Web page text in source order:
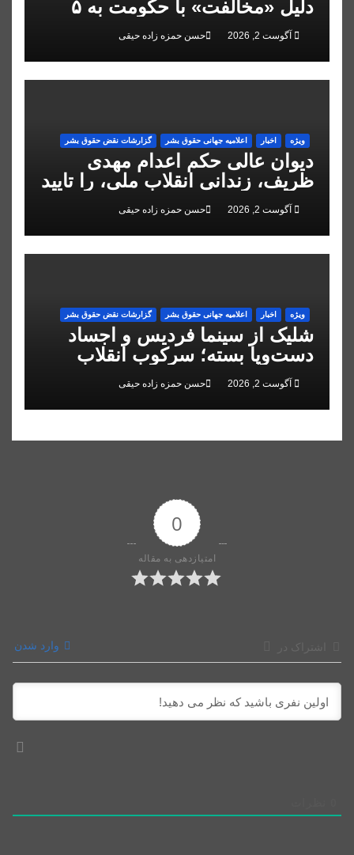
دلیل «مخالفت» با حکومت به ۵
سال زندان محکوم شد
آگوست 2, 2026 حسن حمزه زاده حیقی
ویژه اخبار اعلاميه جهانی حقوق بشر گزارشات نقض حقوق بشر
دیوان عالی حکم اعدام مهدی
ظریف، زندانی انقلاب ملی، را تایید
کردآگوست 2, 2026 حسن حمزه زاده حیقی
ویژه اخبار اعلاميه جهانی حقوق بشر گزارشات نقض حقوق بشر
شلیک از سینما فردیس و اجساد
دست‌وپا بسته؛ سرکوب انقلاب
ملی در البرز
آگوست 2, 2026 حسن حمزه زاده حیقی
0
امتیازدهی به مقاله
وارد شدن